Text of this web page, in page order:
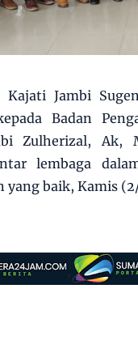
Kajati Jambi
Badan
Zulherizal, Ak,
lembaga
yang baik, Kamis